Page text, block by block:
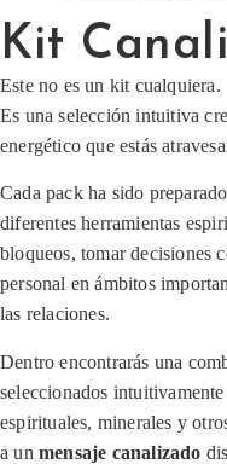
Kit
Este no es un kit cualquiera.
Es una selección intuitiva
energético que estás
Cada pack ha sido
diferentes herramientas
bloqueos, tomar decisiones
personal en ámbitos
las relaciones.
Dentro encontrarás una
seleccionados
espirituales, minerales y
a un mensaje canalizado